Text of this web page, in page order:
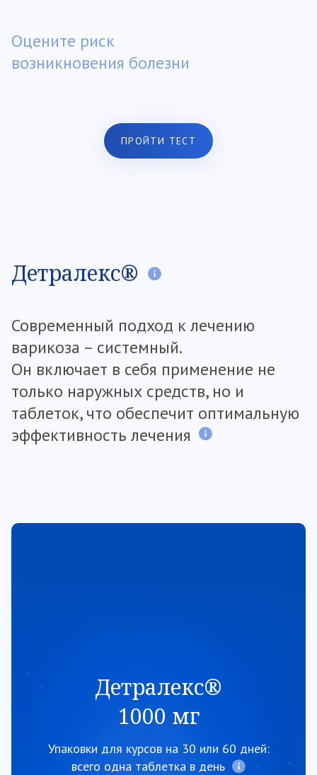
Оцените риск
возникновения болезни
ПРОЙТИ ТЕСТ
Детралекс®
Современный подход к лечению
варикоза – системный.
Он включает в себя применение не
только наружных средств, но и
таблеток, что обеспечит оптимальную
эффективность лечения
Детралекс®
1000 мг
Упаковки для курсов на 30 или 60 дней:
всего одна таблетка в день